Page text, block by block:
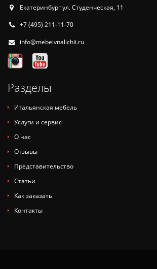
Екатеринбург ул. Студенческая, 11
+7 (495) 211-11-70
info@mebelvnalichii.ru
Разделы
Итальянская мебель
Услуги и сервис
О нас
Отзывы
Представительство
Статьи
Как заказать
Контакты